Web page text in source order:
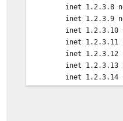
inet 1.2.3.8
inet 1.2.3.9
inet 1.2.3.10
inet 1.2.3.11
inet 1.2.3.12
inet 1.2.3.13
inet 1.2.3.14